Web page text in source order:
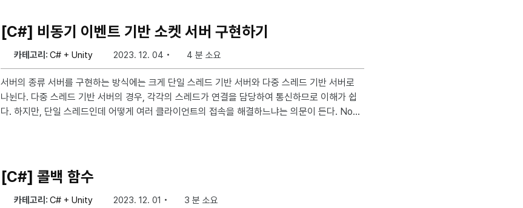
MS) 설치하기 RDBMS의 경우 프로젝트의 요구 사항 및 선호도, 라이선스
[C#] 비동기 이벤트 기반 소켓 서버 구현하기
카테고리: C# + Unity 2023. 12. 04 4 분 소요
서버의 종류 서버를 구현하는 방식에는 크게 단일 스레드 기반 서버와 다중 스레드 기반 서버로
나뉜다. 다중 스레드 기반 서버의 경우, 각각의 스레드가 연결을 담당하여 통신하므로 이해가 쉽
다. 하지만, 단일 스레드인데 어떻게 여러 클라이언트의 접속을 해결하느냐는 의문이 든다. Nod
[C#] 콜백 함수
카테고리: C# + Unity 2023. 12. 01 3 분 소요